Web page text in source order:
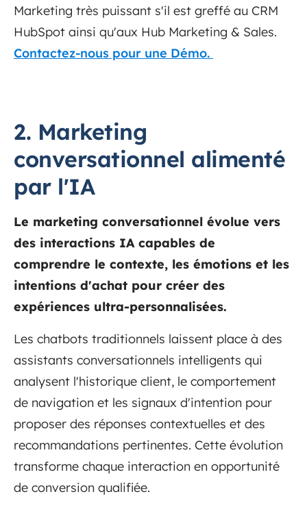
Marketing très puissant s'il est greffé au CRM
HubSpot ainsi qu'aux Hub Marketing & Sales.
Contactez-nous pour une Démo.
2. Marketing
conversationnel alimenté
par l'IA
Le marketing conversationnel évolue vers
des interactions IA capables de
comprendre le contexte, les émotions et les
intentions d'achat pour créer des
expériences ultra-personnalisées.
Les chatbots traditionnels laissent place à des
assistants conversationnels intelligents qui
analysent l'historique client, le comportement
de navigation et les signaux d'intention pour
proposer des réponses contextuelles et des
recommandations pertinentes. Cette évolution
transforme chaque interaction en opportunité
de conversion qualifiée.